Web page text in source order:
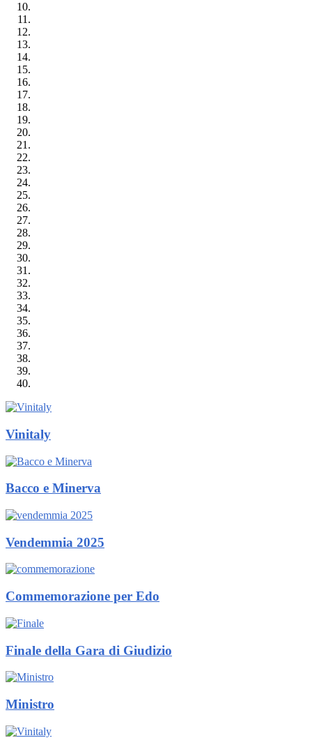
Vinitaly
Bacco e Minerva
Vendemmia 2025
Commemorazione per Edo
Finale della Gara di Giudizio
Ministro